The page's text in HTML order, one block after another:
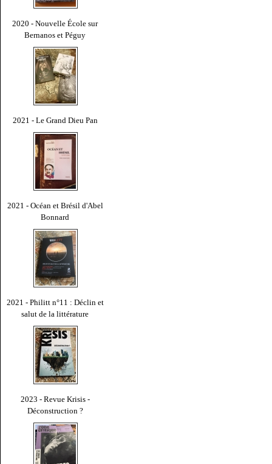
2020 - Nouvelle École sur
Bernanos et Péguy
2021 - Le Grand Dieu Pan
2021 - Océan et Brésil d'Abel
Bonnard
2021 - Philitt n°11 : Déclin et
salut de la littérature
2023 - Revue Krisis -
Déconstruction ?